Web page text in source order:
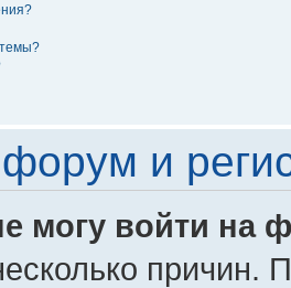
и
могу войти на
причин.